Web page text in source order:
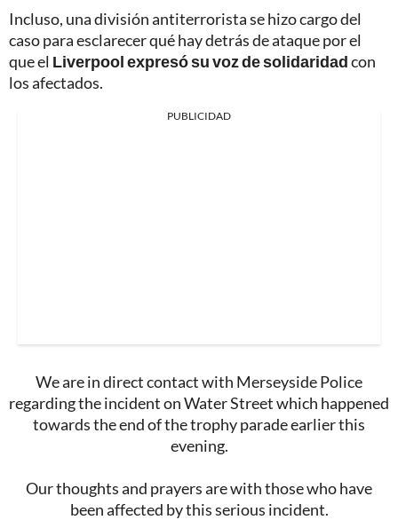
Incluso, una división antiterrorista se hizo cargo del
caso para esclarecer qué hay detrás de ataque por el
que el Liverpool expresó su voz de solidaridadcon
los afectados.
PUBLICIDAD
We are in direct contact with Merseyside Police
regarding the incident on Water Street which happened
towards the end of the trophy parade earlier this
evening.
Our thoughts and prayers are with those who have
been affected by this serious incident.